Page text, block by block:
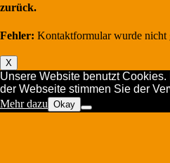
zurück.
Fehler: Kontaktformular wurde nicht
X
Unsere Website benutzt
der Webseite stimmen Sie der
Mehr dazu Okay